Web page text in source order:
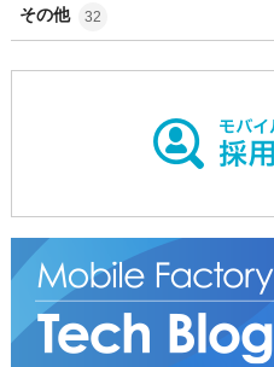
その他 32